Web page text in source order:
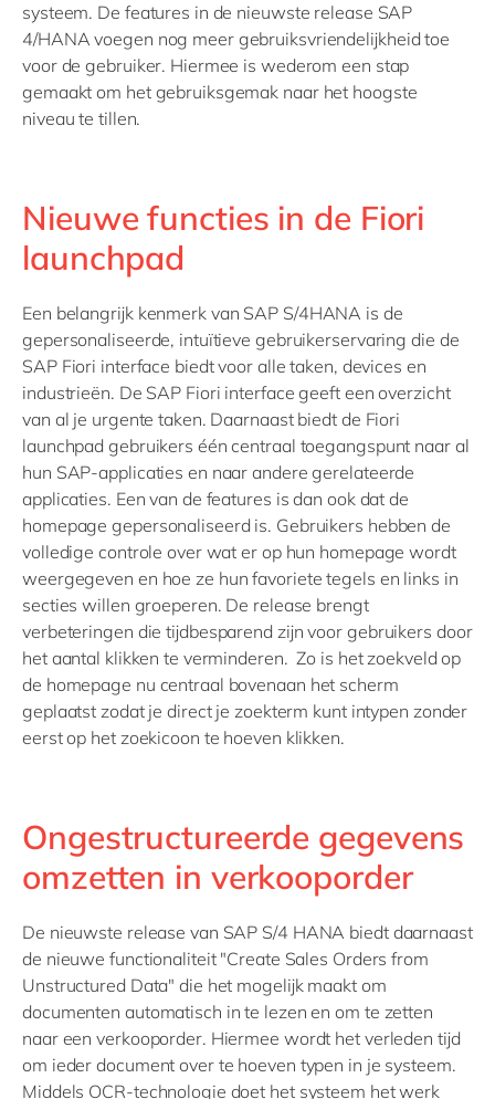
systeem. De features in de nieuwste release SAP
4/HANA voegen nog meer gebruiksvriendelijkheid toe
voor de gebruiker. Hiermee is wederom een stap
gemaakt om het gebruiksgemak naar het hoogste
niveau te tillen.
Nieuwe functies in de Fiori
launchpad
Een belangrijk kenmerk van SAP S/4HANA is de
gepersonaliseerde, intuïtieve gebruikerservaring die de
SAP Fiori interface biedt voor alle taken, devices en
industrieën. De SAP Fiori interface geeft een overzicht
van al je urgente taken. Daarnaast biedt de Fiori
launchpad gebruikers één centraal toegangspunt naar al
hun SAP-applicaties en naar andere gerelateerde
applicaties. Een van de features is dan ook dat de
homepage gepersonaliseerd is. Gebruikers hebben de
volledige controle over wat er op hun homepage wordt
weergegeven en hoe ze hun favoriete tegels en links in
secties willen groeperen. De release brengt
verbeteringen die tijdbesparend zijn voor gebruikers door
het aantal klikken te verminderen. Zo is het zoekveld op
de homepage nu centraal bovenaan het scherm
geplaatst zodat je direct je zoekterm kunt intypen zonder
eerst op het zoekicoon te hoeven klikken.
Ongestructureerde gegevens
omzetten in verkooporder
De nieuwste release van SAP S/4 HANA biedt daarnaast
de nieuwe functionaliteit "Create Sales Orders from
Unstructured Data" die het mogelijk maakt om
documenten automatisch in te lezen en om te zetten
naar een verkooporder. Hiermee wordt het verleden tijd
om ieder document over te hoeven typen in je systeem.
Middels OCR-technologie doet het systeem het werk